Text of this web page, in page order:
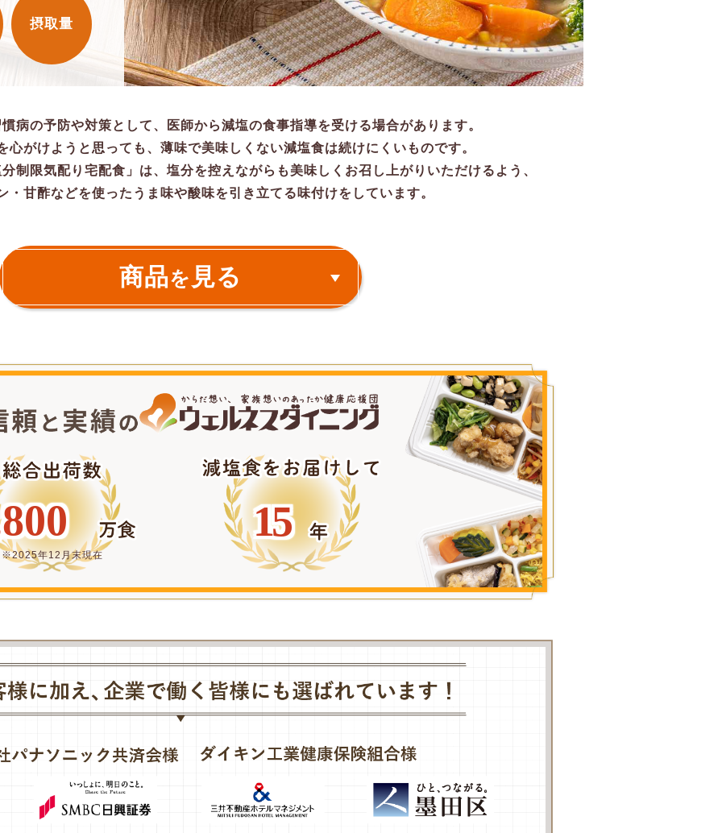
摂取量
病の予防や対策として、医師から減塩の食事指導を受ける場合があります。
心がけようと思っても、薄味で美味しくない減塩食は続けにくいものです。
制限気配り宅配食」は、塩分を控えながらも美味しくお召し上がりいただけるよう、
・甘酢などを使ったうま味や酸味を引き立てる味付けをしています。
商品を 見る
※2025年12月末現在
15